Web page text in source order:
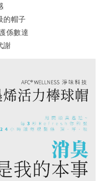
的帽子
係數達
謝